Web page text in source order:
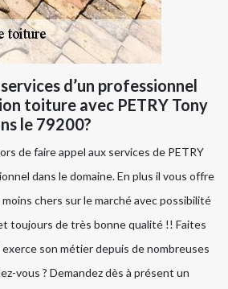
d’un professionnel
toiture avec PETRY Tony
le 79200?
de faire appel aux services de PETRY
dans le domaine. En plus il vous offre
chers sur le marché avec possibilité
toujours de très bonne qualité !! Faites
exerce son métier depuis de nombreuses
vous ? Demandez dès à présent un